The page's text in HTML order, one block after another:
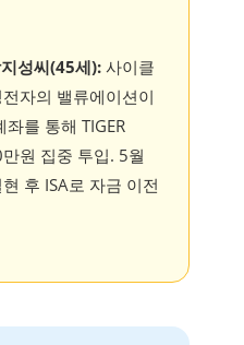
성씨(45세): 사이클
자의 밸류에이션이
를 통해 TIGER
원 집중 투입. 5월
후 ISA로 자금 이전